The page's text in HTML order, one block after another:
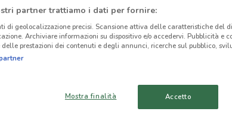
VALMONTONE ALBANO LAZIALE
COLLEFERRO
partner trattiamo i dati per fornire:
di geolocalizzazione precisi. Scansione attiva delle caratteristiche del
Archiviare informazioni su dispositivo e/o accedervi. Pubblicità e
prestazioni dei contenuti e degli annunci, ricerche sul pubblico,
Mostra finalità Accetto